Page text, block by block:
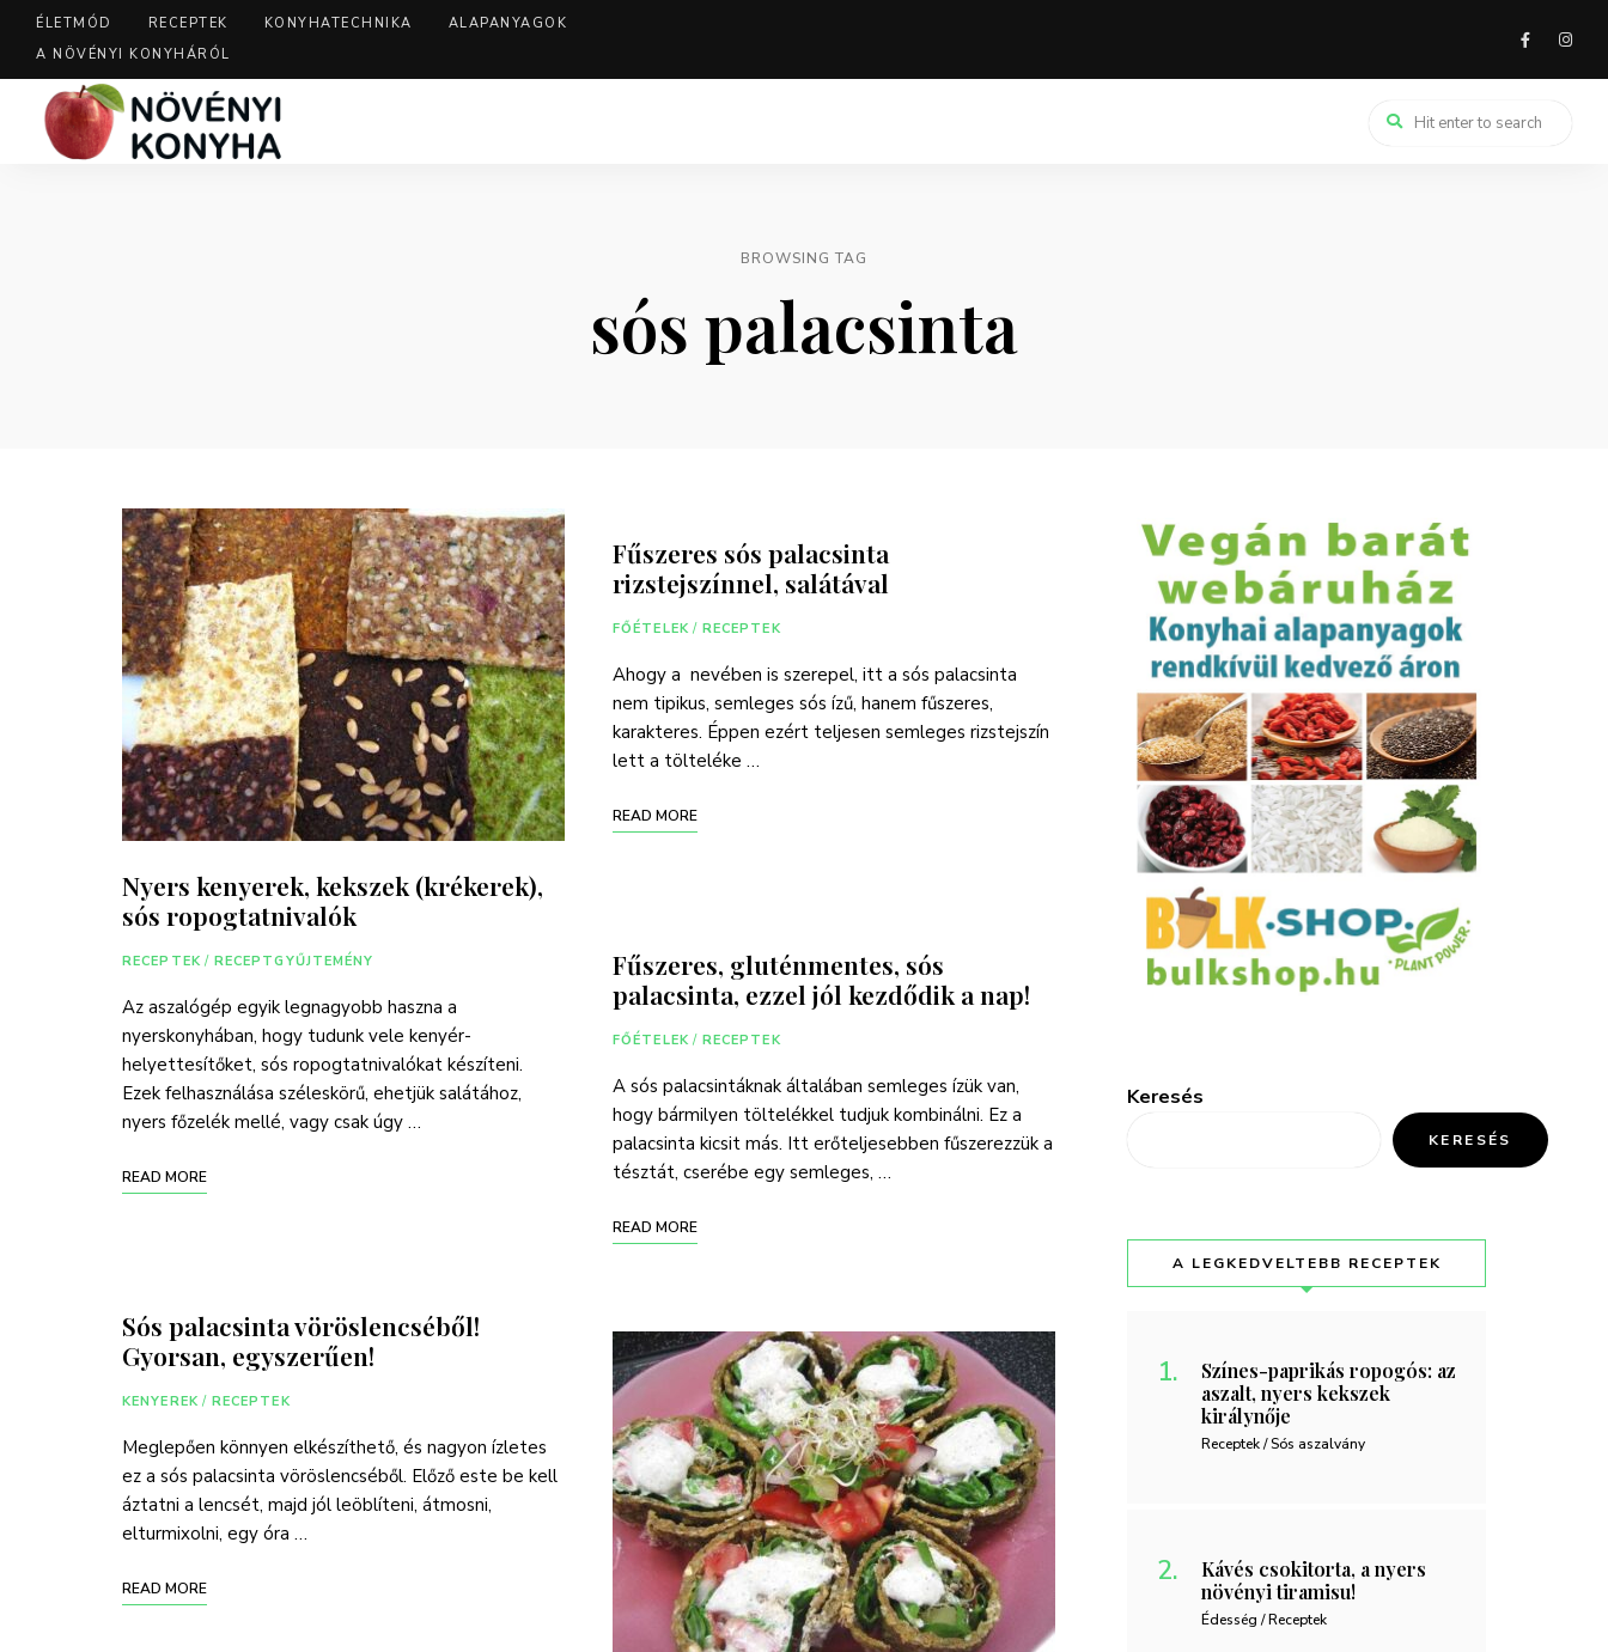
ÉLETMÓD RECEPTEK KONYHATECHNIKA
ALAPANYAGOK
A NÖVÉNYI KONYHÁRÓL
BROWSING TAG
sós palacsinta
Nyers kenyerek, kekszek (krékerek),
sós ropogtatnivalók
RECEPTEK / RECEPTGYŰJTEMÉNY
Az aszalógép egyik legnagyobb haszna a
nyerskonyhában, hogy tudunk vele kenyér-
helyettesítőket, sós ropogtatnivalókat készíteni.
Ezek felhasználása széleskörű, ehetjük salátához,
nyers főzelék mellé, vagy csak úgy …
READ MORE
Sós palacsinta vöröslencséből!
Gyorsan, egyszerűen!
KENYEREK / RECEPTEK
Meglepően könnyen elkészíthető, és nagyon ízletes
ez a sós palacsinta vöröslencséből. Előző este be kell
áztatni a lencsét, majd jól leöblíteni, átmosni,
elturmixolni, egy óra …
READ MORE
Fűszeres sós palacsinta
rizstejszínnel, salátával
FŐÉTELEK / RECEPTEK
Ahogy a nevében is szerepel, itt a sós palacsinta
nem tipikus, semleges sós ízű, hanem fűszeres,
karakteres. Éppen ezért teljesen semleges rizstejszín
lett a tölteléke …
READ MORE
Fűszeres, gluténmentes, sós
palacsinta, ezzel jól kezdődik a nap!
FŐÉTELEK / RECEPTEK
A sós palacsintáknak általában semleges ízük van,
hogy bármilyen töltelékkel tudjuk kombinálni. Ez a
palacsinta kicsit más. Itt erőteljesebben fűszerezzük a
tésztát, cserébe egy semleges, …
READ MORE
Keresés
KERESÉS
A LEGKEDVELTEBB RECEPTEK
Színes-paprikás ropogós: az
aszalt, nyers kekszek
királynője
Receptek / Sós aszalvány
Kávés csokitorta, a nyers
növényi tiramisu!
Édesség / Receptek